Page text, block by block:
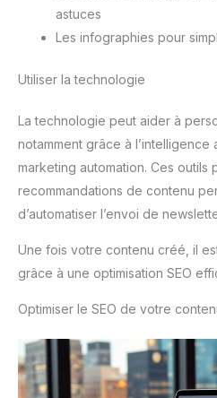
astuces
Les infographies pour
Utiliser la technologie
La technologie peut aider à
notamment grâce à
marketing automation. Ces
recommandations de contenu
d’automatiser l’envoi de
Une fois votre contenu créé, il
grâce à une optimisation SEO
Optimiser le SEO de votre